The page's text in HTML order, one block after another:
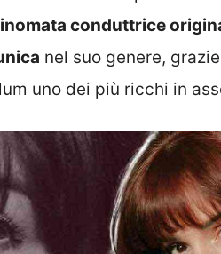
conduttrice
nel suo genere,
uno dei più ricchi in